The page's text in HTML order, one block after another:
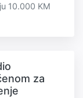
10.000 KM
za